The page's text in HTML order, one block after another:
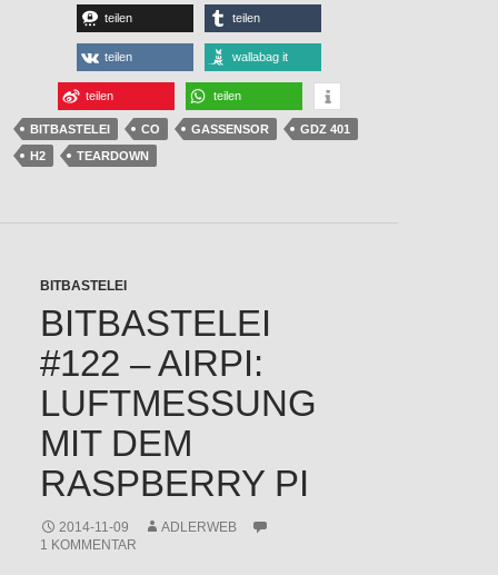
teilen teilen
teilen wallabag it
teilen teilen
BITBASTELEI CO GASSENSOR
GDZ 401
H2
TEARDOWN
BITBASTELEI
BITBASTELEI
#122 – AIRPI:
LUFTMESSUNG
MIT DEM
RASPBERRY PI
2014-11-09
ADLERWEB
1 KOMMENTAR